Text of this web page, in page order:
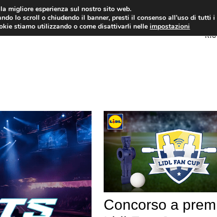
Concorso a
migliore esperienza sul nostro sito web.
lo scroll o chiudendo il banner, presti il consenso all’uso di tutti
stiamo utilizzando o come disattivarli nelleimpostazioni